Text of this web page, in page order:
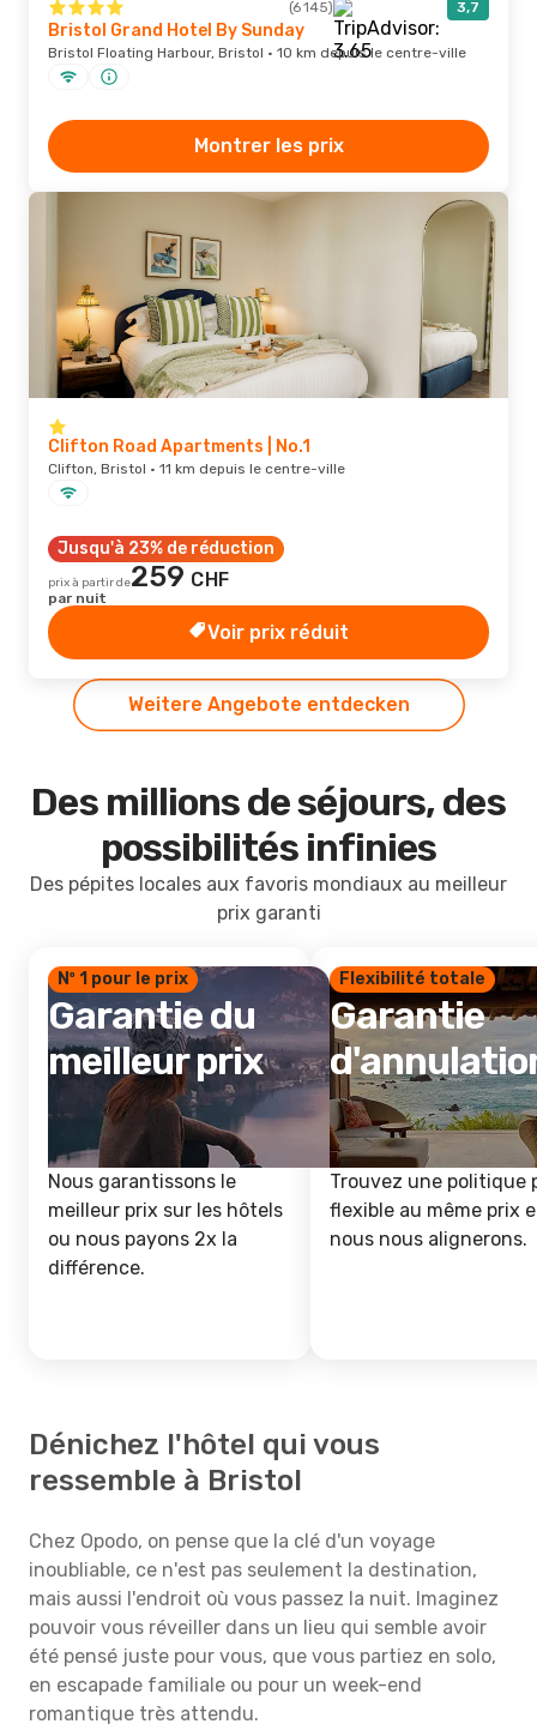
(6 145) 3,7
Bristol Grand Hotel By Sunday
Bristol Floating Harbour, Bristol · 10 km depuis le centre-ville
Montrer les prix
Clifton Road Apartments | No.1
Clifton, Bristol · 11 km depuis le centre-ville
Jusqu'à 23% de réduction
prix à partir de259 CHF
par nuit
Voir prix réduit
Weitere Angebote entdecken
Des millions de séjours, des
possibilités infinies
Des pépites locales aux favoris mondiaux au meilleur
prix garanti
Nº 1 pour le prix
Garantie du
meilleur prix
Nous garantissons le
meilleur prix sur les hôtels
ou nous payons 2x la
différence.
Flexibilité totale
Garantie
Trouvez une politique
flexible au même prix
nous nous alignerons.
Dénichez l'hôtel qui vous
ressemble à Bristol
Chez Opodo, on pense que la clé d'un voyage
inoubliable, ce n'est pas seulement la destination,
mais aussi l'endroit où vous passez la nuit. Imaginez
pouvoir vous réveiller dans un lieu qui semble avoir
été pensé juste pour vous, que vous partiez en solo,
en escapade familiale ou pour un week-end
romantique très attendu.